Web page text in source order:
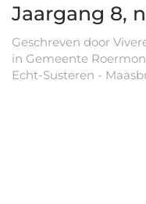
Jaargang 8,
Geschreven door
in Gemeente
Echt-Susteren -